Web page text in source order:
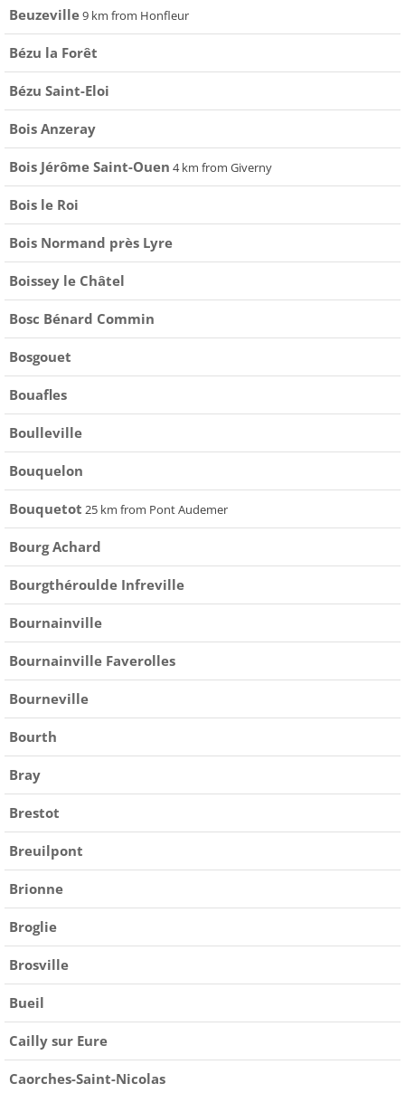
Beuzeville9 km from Honfleur
Bézu la Forêt
Bézu Saint-Eloi
Bois Anzeray
Bois Jérôme Saint-Ouen 4 km from Giverny
Bois le Roi
Bois Normand près Lyre
Boissey le Châtel
Bosc Bénard Commin
Bosgouet
Bouafles
Boulleville
Bouquelon
Bouquetot 25 km from Pont Audemer
Bourg Achard
Bourgthéroulde Infreville
Bournainville
Bournainville Faverolles
Bourneville
Bourth
Bray
Brestot
Breuilpont
Brionne
Broglie
Brosville
Bueil
Cailly sur Eure
Caorches-Saint-Nicolas